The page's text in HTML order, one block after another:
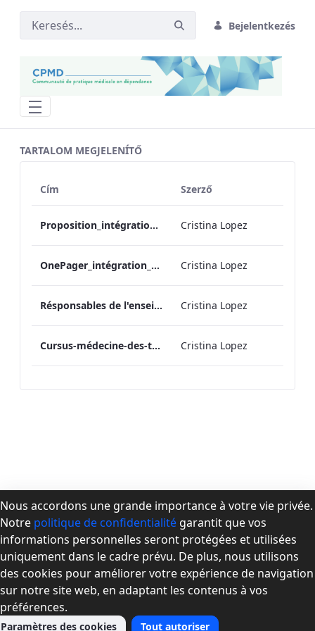
Bejelentkezés
TARTALOM MEGJELENÍTŐ
Cím Szerző
Proposition_intégration_cursus_md_toxico_ 2018-08-01 Cristina Lopez
OnePager_intégration_cursus_md_toxico_ 2018-08-01 Cristina Lopez
Résponsables de l'enseignement en médecine des dépendances_2024 Cristina Lopez
Cursus-médecine-des-toxicomanies-Version-Finale Cristina Lopez
À propos de la CPMD
Devenir membre
Se connecter
Nous joindre
Nous accordons une grande importance à votre vie privée.
Notre politique de confidentialité garantit que vos
informations personnelles seront protégées et utilisées
uniquement dans le cadre prévu. De plus, nous utilisons
des cookies pour améliorer votre expérience de navigation
sur notre site web, en adaptant les contenus à vos
préférences.
Paramètres des cookies Tout autoriser